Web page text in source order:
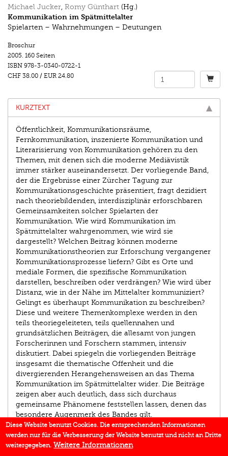
Michael Jucker, Romy Günthart (Hg.)
Kommunikation im Spätmittelalter
Spielarten – Wahrnehmungen – Deutungen
Broschur
2005. 160 Seiten
ISBN 978-3-0340-0722-1
CHF 38.00 / EUR 24.80
KURZTEXT
Öffentlichkeit, Kommunikationsräume,
Fernkommunikation, inszenierte Kommunikation und
Literarisierung von Kommunikation gehören zu den
Themen, mit denen sich die moderne Mediävistik
immer stärker auseinandersetzt. Der vorliegende Band,
der die Ergebnisse einer Zürcher Tagung zur
Kommunikationsgeschichte präsentiert, fragt dezidiert
nach theoriebildenden, interdisziplinär erforschbaren
Gemeinsamkeiten solcher Spielarten der
Kommunikation. Wie wird Kommunikation im
Spätmittelalter wahrgenommen, wie wird sie
dargestellt? Welchen Beitrag können moderne
Kommunikationstheorien zur Erforschung vergangener
Kommunikationsprozesse liefern? Gibt es Orte und
mediale Formen, die spezifische Kommunikation
darstellen, beschreiben oder verdrängen? Wie wird über
Distanz, wie in der Nähe im Mittelalter kommuniziert?
Gelingt es überhaupt Kommunikation zu beschreiben?
Diese und weitere Themenkomplexe werden in den
teils theoriegeleiteten, teils quellennahen und
grundsätzlichen Beiträgen, die allesamt von jungen
Forscherinnen und Forschern stammen, intensiv
diskutiert. Dabei spiegeln die vorliegenden Beiträge
insgesamt die thematische Offenheit und die
divergierenden Herangehensweisen an das Thema
Kommunikation im Spätmittelalter wider. Die Beiträge
zeigen aber auch deutlich, dass sich durchaus
gemeinsame Phänomene feststellen lassen, denen das
besondere Augenmerk des Bandes gilt.
AUTOR/IN
Diese Website benutzt Cookies. Die entsprechenden Informationen
werden nur für die Verbesserung der Website benutzt und nicht an Dritte
weitergegeben. Weitere Informationen